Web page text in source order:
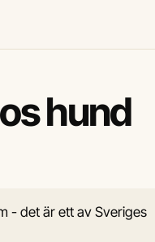
hund
- det är ett av Sveriges